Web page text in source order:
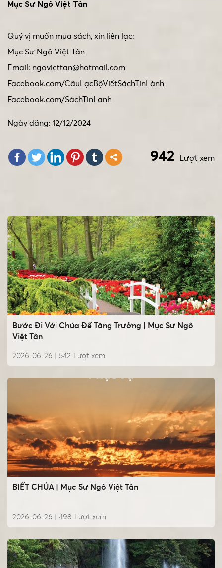
Mục Sư Ngô Việt Tân
Quý vị muốn mua sách, xin liên lạc:
Mục Sư Ngô Việt Tân
Email: ngoviettan@hotmail.com
Facebook.com/CâuLạcBộViếtSáchTinLành
Facebook.com/SáchTinLanh
Ngày đăng: 12/12/2024
Lượt xem
942
Bước Đi Với Chúa Để Tăng Trưởng | Mục Sư Ngô
Việt Tân
2026-06-26 | Lượt xem
542
BIẾT CHÚA | Mục Sư Ngô Việt Tân
2026-06-26 | Lượt xem
498